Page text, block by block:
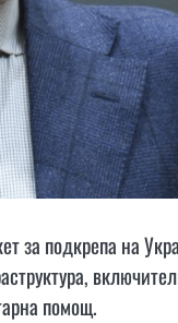
за подкрепа на
помощ.